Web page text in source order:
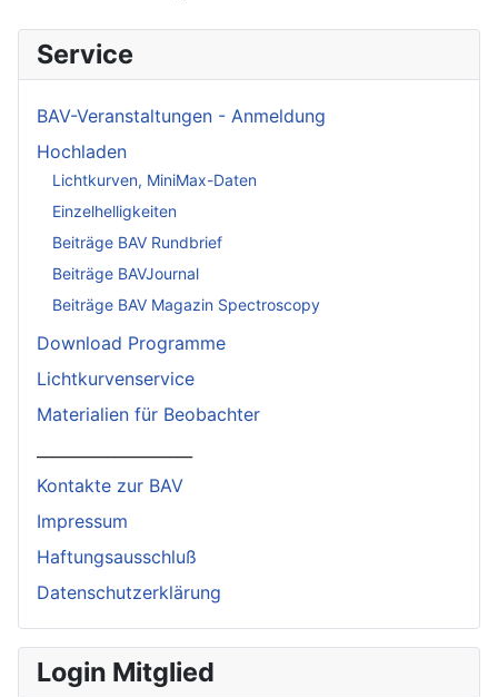
Service
BAV-Veranstaltungen - Anmeldung
Hochladen
Lichtkurven, MiniMax-Daten
Einzelhelligkeiten
Beiträge BAV Rundbrief
Beiträge BAVJournal
Beiträge BAV Magazin Spectroscopy
Download Programme
Lichtkurvenservice
Materialien für Beobachter
Kontakte zur BAV
Impressum
Haftungsausschluß
Datenschutzerklärung
Login Mitglied